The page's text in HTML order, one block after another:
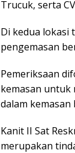
Trucuk, serta
Di kedua lokasi
pengemasan
Pemeriksaan
kemasan untuk
dalam kemasan
Kanit II Sat
merupakan